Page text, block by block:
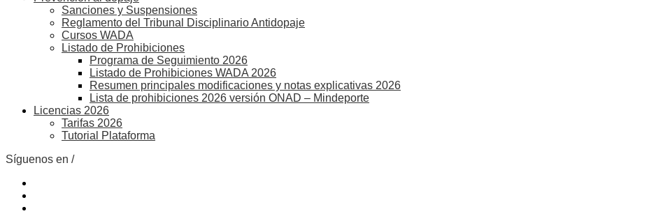
Sanciones y Suspensiones
Reglamento del Tribunal Disciplinario Antidopaje
Cursos WADA
Listado de Prohibiciones
Programa de Seguimiento 2026
Listado de Prohibiciones WADA 2026
Resumen principales modificaciones y notas explicativas 2026
Lista de prohibiciones 2026 versión ONAD – Mindeporte
Licencias 2026
Tarifas 2026
Tutorial Plataforma
Síguenos en /